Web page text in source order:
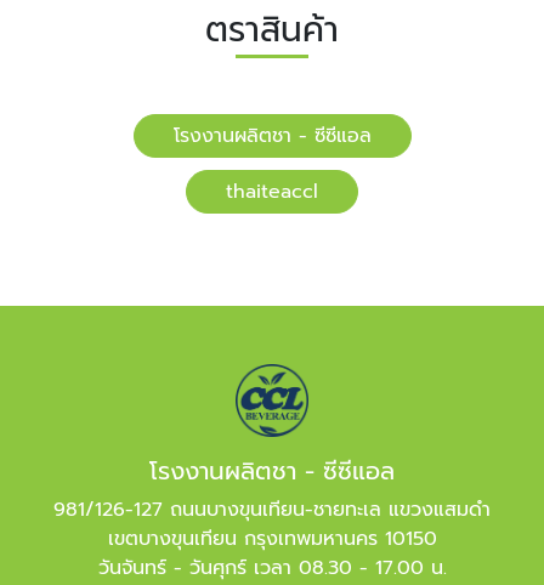
ตราสินค้า
โรงงานผลิตชา - ซีซีแอล
​​thaiteaccl
โรงงานผลิตชา - ซีซีแอล
981/126-127 ถนนบางขุนเทียน-ชายทะเล แขวงแสมดำ
เขตบางขุนเทียน กรุงเทพมหานคร 10150
วันจันทร์ - วันศุกร์ เวลา 08.30 - 17.00 น.